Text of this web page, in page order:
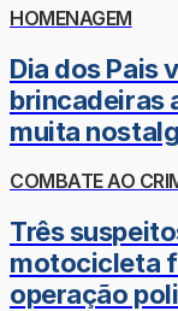
HOMENAGEM
Dia dos Pais
brincadeiras
muita
COMBATE AO
Três
motocicleta
operação